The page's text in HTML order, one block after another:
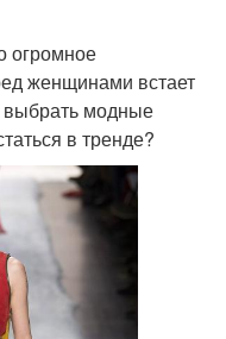
огромное
женщинами встает
выбрать модные
в тренде?